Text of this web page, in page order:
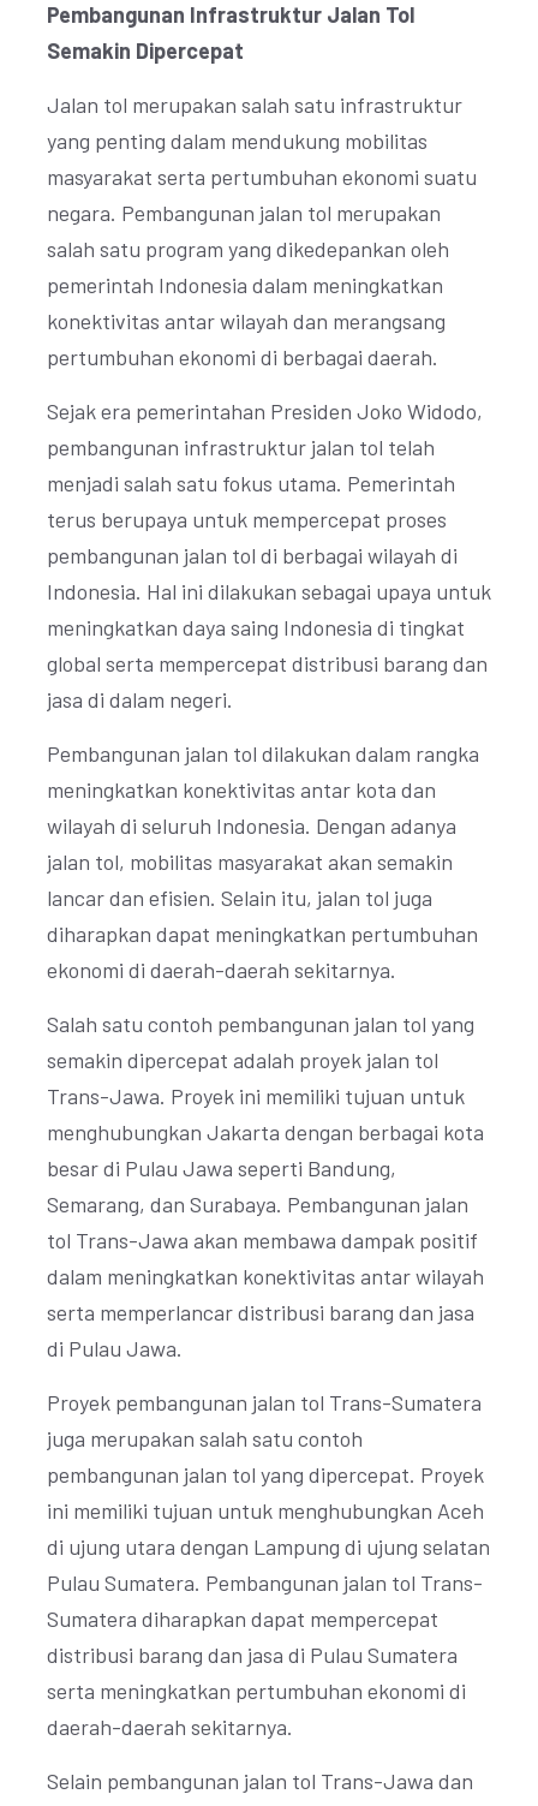
Pembangunan Infrastruktur Jalan Tol
Semakin Dipercepat
Jalan tol merupakan salah satu infrastruktur
yang penting dalam mendukung mobilitas
masyarakat serta pertumbuhan ekonomi suatu
negara. Pembangunan jalan tol merupakan
salah satu program yang dikedepankan oleh
pemerintah Indonesia dalam meningkatkan
konektivitas antar wilayah dan merangsang
pertumbuhan ekonomi di berbagai daerah.
Sejak era pemerintahan Presiden Joko Widodo,
pembangunan infrastruktur jalan tol telah
menjadi salah satu fokus utama. Pemerintah
terus berupaya untuk mempercepat proses
pembangunan jalan tol di berbagai wilayah di
Indonesia. Hal ini dilakukan sebagai upaya untuk
meningkatkan daya saing Indonesia di tingkat
global serta mempercepat distribusi barang dan
jasa di dalam negeri.
Pembangunan jalan tol dilakukan dalam rangka
meningkatkan konektivitas antar kota dan
wilayah di seluruh Indonesia. Dengan adanya
jalan tol, mobilitas masyarakat akan semakin
lancar dan efisien. Selain itu, jalan tol juga
diharapkan dapat meningkatkan pertumbuhan
ekonomi di daerah-daerah sekitarnya.
Salah satu contoh pembangunan jalan tol yang
semakin dipercepat adalah proyek jalan tol
Trans-Jawa. Proyek ini memiliki tujuan untuk
menghubungkan Jakarta dengan berbagai kota
besar di Pulau Jawa seperti Bandung,
Semarang, dan Surabaya. Pembangunan jalan
tol Trans-Jawa akan membawa dampak positif
dalam meningkatkan konektivitas antar wilayah
serta memperlancar distribusi barang dan jasa
di Pulau Jawa.
Proyek pembangunan jalan tol Trans-Sumatera
juga merupakan salah satu contoh
pembangunan jalan tol yang dipercepat. Proyek
ini memiliki tujuan untuk menghubungkan Aceh
di ujung utara dengan Lampung di ujung selatan
Pulau Sumatera. Pembangunan jalan tol Trans-
Sumatera diharapkan dapat mempercepat
distribusi barang dan jasa di Pulau Sumatera
serta meningkatkan pertumbuhan ekonomi di
daerah-daerah sekitarnya.
Selain pembangunan jalan tol Trans-Jawa dan